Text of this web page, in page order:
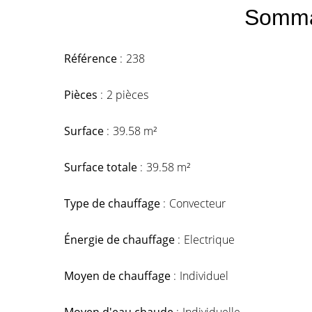
Référence 238
Pièces 2 pièces
Surface 39.58 m²
Surface totale 39.58 m²
Type de chauffage Convecteur
Énergie de chauffage Electrique
Moyen de chauffage Individuel